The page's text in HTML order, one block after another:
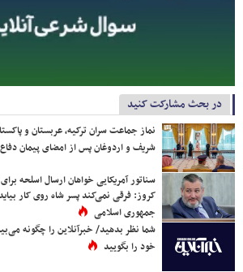
در بحث مشارکت کنید
نماز جماعت سران ترکیه، عربستان و
شریف و اردوغان پس از امضای پیمان
سناتور آمریکایی خواهان ارسال اسلحه
کروز: فرقی نمی‌کند پسر شاه روی کار
جمهوری اسلامی
شما نظر بدهید/ خبرآنلاین را چگونه
خود را بگویید